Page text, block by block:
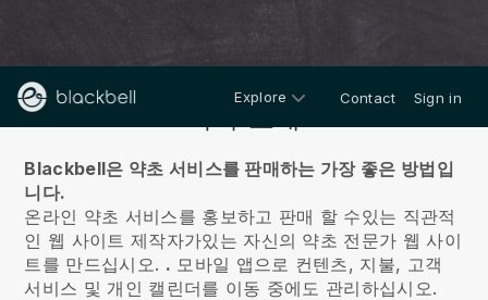
Explore Contact Sign in
Blackbell은 약초 서비스를 판매하는 가장 좋은 방법입
니다.
온라인 약초 서비스를 홍보하고 판매 할 수있는 직관적
인 웹 사이트 제작자가있는 자신의 약초 전문가 웹 사이
트를 만드십시오. . 모바일 앱으로 컨텐츠, 지불, 고객
서비스 및 개인 캘린더를 이동 중에도 관리하십시오.